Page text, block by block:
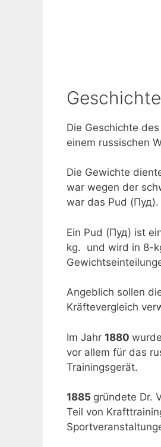
Die Geschichte
einem russischen
Die Gewichte
war wegen der
war das Pud (Пуд).
Ein Pud (Пуд) ist
kg. und wird in 8-
Angeblich sollen
Kräftevergleich
Im Jahr 1880
vor allem für das
Trainingsgerät.
1885 gründete Dr.
Teil von